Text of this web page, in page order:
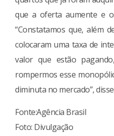
que a oferta aumente e
“Constatamos que, além
colocaram uma taxa de
valor que estão
rompermos esse
diminuta no mercado”,
Fonte:Agência Brasil
Foto: Divulgação